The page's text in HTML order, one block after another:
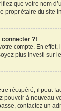
que votre nom
propriétaire du site
connecter ?!
compte. En
plus investi sur
récupéré, il peut
pouvoir à nouveau
contactez un